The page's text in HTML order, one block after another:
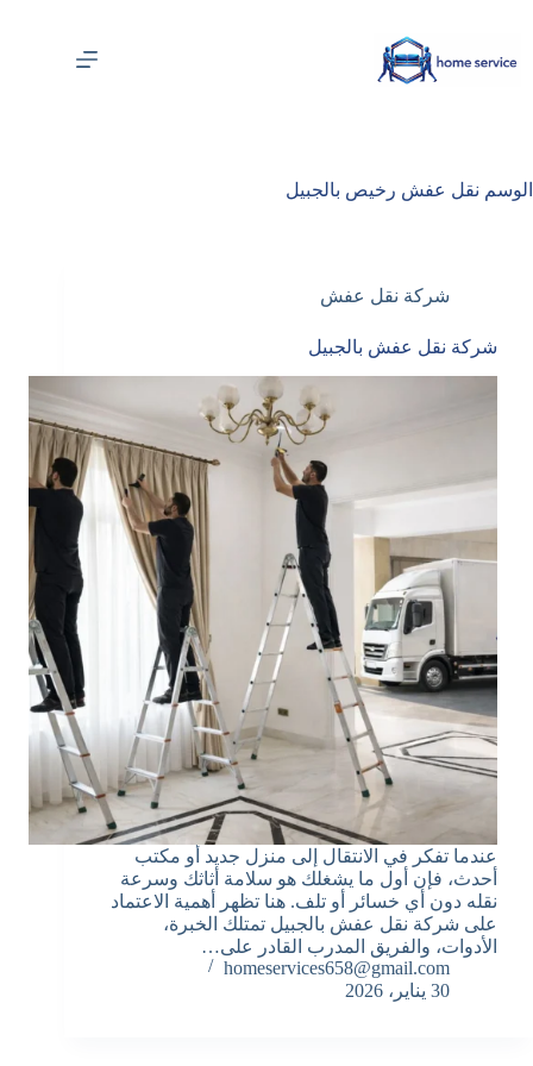
المحتوى
الوسم نقل عفش رخيص بالجبيل
شركة نقل عفش
شركة نقل عفش بالجبيل
عندما تفكر في الانتقال إلى منزل جديد أو مكتب
أحدث، فإن أول ما يشغلك هو سلامة أثاثك وسرعة
نقله دون أي خسائر أو تلف. هنا تظهر أهمية الاعتماد
على شركة نقل عفش بالجبيل تمتلك الخبرة،
الأدوات، والفريق المدرب القادر على…
homeservices658@gmail.com
30 يناير، 2026